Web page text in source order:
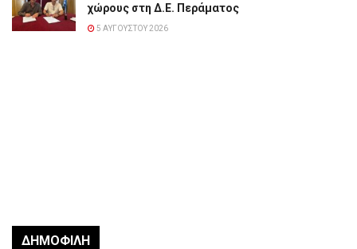
χώρους στη Δ.Ε. Περάματος
5 ΑΥΓΟΎΣΤΟΥ 2026
ΔΗΜΟΦΙΛΉ